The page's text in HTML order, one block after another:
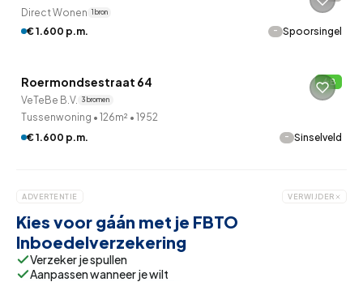
Direct Wonen 1 bron
€ 1.600 p.m. - Spoorsingel
QUICKLANE™
Roermondsestraat 64 B
VeTeBe B.V. 3 bronnen
Tussenwoning • 126m² • 1952
€ 1.600 p.m.
- Sinselveld
ADVERTENTIE VERWIJDER
Kies voor gáán met je FBTO
Inboedelverzekering
Verzeker je spullen
Aanpassen wanneer je wilt